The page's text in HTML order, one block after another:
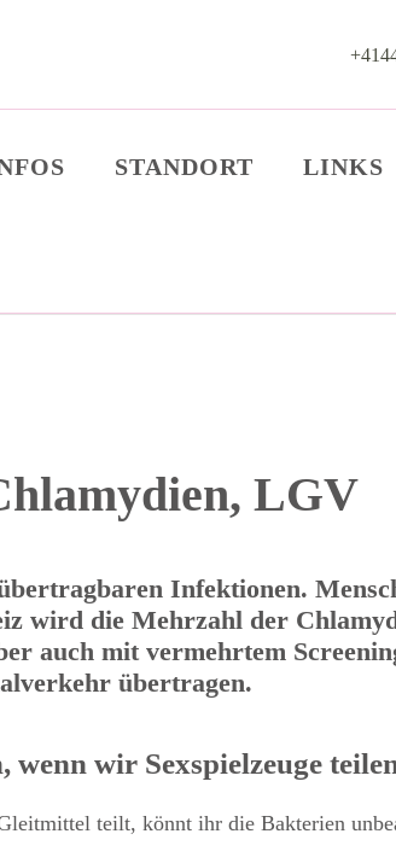
STANDORT LINKS
LGV
Infektionen.
wird die Mehrzahl der
auch mit vermehrtem
übertragen.
wir Sexspielzeuge
teilt, könnt ihr die Bakterien